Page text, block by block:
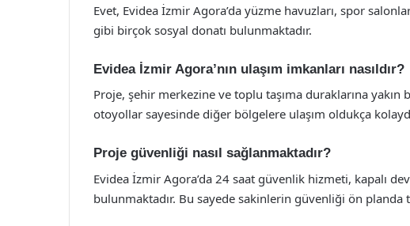
Evet, Evidea İzmir Agora’da yüzme havuzları, spor
gibi birçok sosyal donatı bulunmaktadır.
Evidea İzmir Agora’nın ulaşım imkanları nasıldır?
Proje, şehir merkezine ve toplu taşıma duraklarına
otoyollar sayesinde diğer bölgelere ulaşım oldukça
Proje güvenliği nasıl sağlanmaktadır?
Evidea İzmir Agora’da 24 saat güvenlik hizmeti, kapalı
bulunmaktadır. Bu sayede sakinlerin güvenliği ön planda